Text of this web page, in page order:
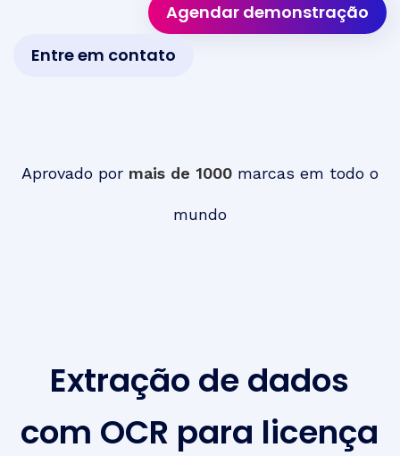
Agendar demonstração
Entre em contato
Aprovado por mais de 1000 marcas em todo o
mundo
Extração de dados
com OCR para licença